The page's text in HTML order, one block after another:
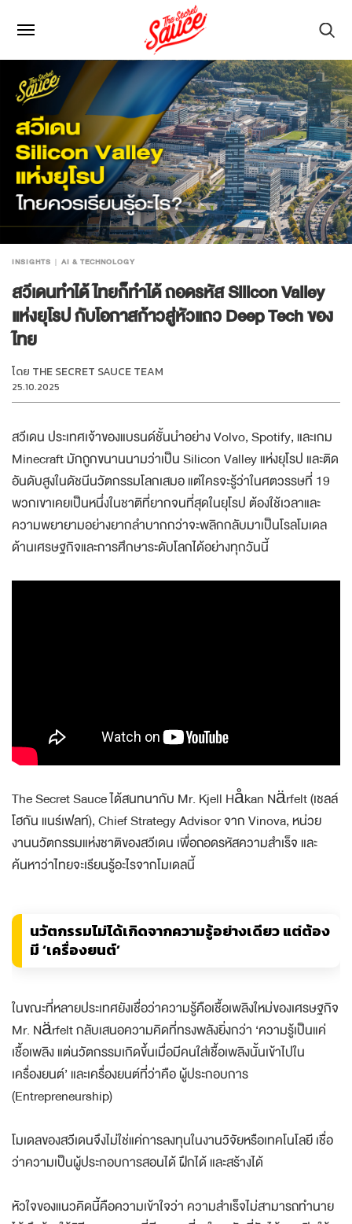
INSIGHTS AI & TECHNOLOGY
สวีเดนทำได้ ไทยก็ทำได้ ถอดรหัส Silicon Valley
แห่งยุโรป กับโอกาสก้าวสู่หัวแถว Deep Tech ของ
ไทย
โดย THE SECRET SAUCE TEAM
25.10.2025
สวีเดน ประเทศเจ้าของแบรนด์ชั้นนำอย่าง Volvo, Spotify, และเกม
Minecraft มักถูกขนานนามว่าเป็น Silicon Valley แห่งยุโรป และติด
อันดับสูงในดัชนีนวัตกรรมโลกเสมอ แต่ใครจะรู้ว่าในศตวรรษที่ 19
พวกเขาเคยเป็นหนึ่งในชาติที่ยากจนที่สุดในยุโรป ต้องใช้เวลาและ
ความพยายามอย่างยากลำบากกว่าจะพลิกกลับมาเป็นโรลโมเดล
ด้านเศรษฐกิจและการศึกษาระดับโลกได้อย่างทุกวันนี้
The Secret Sauce ได้สนทนากับ Mr. Kjell Håkan Närfelt (เชลล์
โฮกัน แนร์เฟลท์), Chief Strategy Advisor จาก Vinova, หน่วย
งานนวัตกรรมแห่งชาติของสวีเดน เพื่อถอดรหัสความสำเร็จ และ
ค้นหาว่าไทยจะเรียนรู้อะไรจากโมเดลนี้
นวัตกรรมไม่ได้เกิดจากความรู้อย่างเดียว แต่ต้อง
มี ‘เครื่องยนต์’
ในขณะที่หลายประเทศยังเชื่อว่าความรู้คือเชื้อเพลิงใหม่ของเศรษฐกิจ
Mr. Närfelt กลับเสนอความคิดที่ทรงพลังยิ่งกว่า ‘ความรู้เป็นแค่
เชื้อเพลิง แต่นวัตกรรมเกิดขึ้นเมื่อมีคนใส่เชื้อเพลิงนั้นเข้าไปใน
เครื่องยนต์’ และเครื่องยนต์ที่ว่าคือ ผู้ประกอบการ
(Entrepreneurship)
โมเดลของสวีเดนจึงไม่ใช่แค่การลงทุนในงานวิจัยหรือเทคโนโลยี เชื่อ
ว่าความเป็นผู้ประกอบการสอนได้ ฝึกได้ และสร้างได้
หัวใจของแนวคิดนี้คือความเข้าใจว่า ความสำเร็จไม่สามารถทำนาย